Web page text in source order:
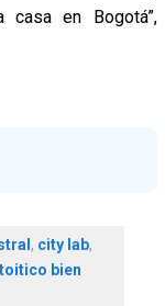
casa en Bogotá”,
, city lab,
toitico bien